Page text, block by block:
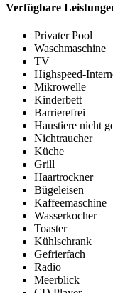
Verfügbare
Privater Pool
Waschmaschine
TV
Highspeed-
Mikrowelle
Kinderbett
Barrierefrei
Haustiere nicht
Nichtraucher
Küche
Grill
Haartrockner
Bügeleisen
Kaffeemaschine
Wasserkocher
Toaster
Kühlschrank
Gefrierfach
Radio
Meerblick